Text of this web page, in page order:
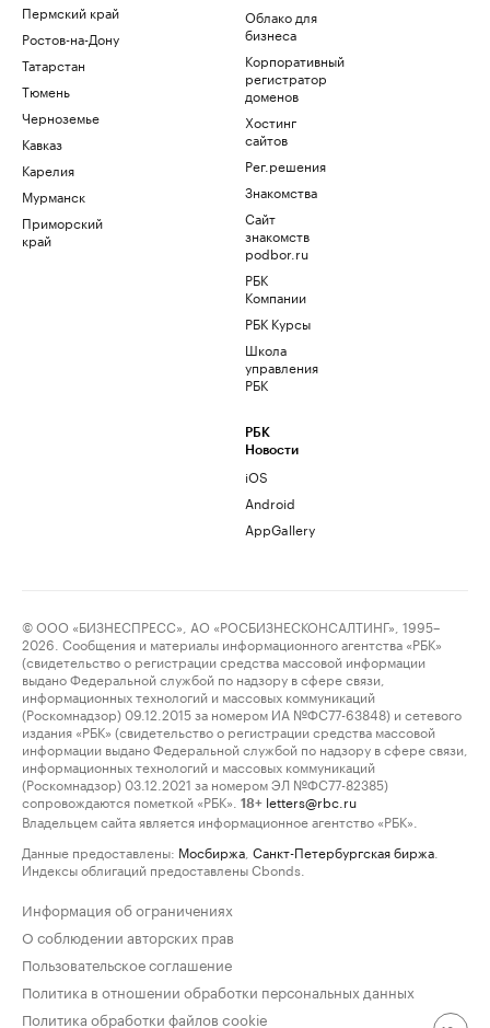
Пермский край
Ростов-на-Дону
Татарстан
Тюмень
Черноземье
Кавказ
Карелия
Мурманск
Приморский
край
Облако для
бизнеса
Корпоративный
регистратор
доменов
Хостинг
сайтов
Рег.решения
Знакомства
Сайт
знакомств
podbor.ru
РБК
Компании
РБК Курсы
Школа
управления
РБК
РБК
Новости
iOS
Android
AppGallery
© ООО «БИЗНЕСПРЕСС», АО «РОСБИЗНЕСКОНСАЛТИНГ», 1995–
2026. Сообщения и материалы информационного агентства «РБК»
(свидетельство о регистрации средства массовой информации
выдано Федеральной службой по надзору в сфере связи,
информационных технологий и массовых коммуникаций
(Роскомнадзор) 09.12.2015 за номером ИА №ФС77-63848) и сетевого
издания «РБК» (свидетельство о регистрации средства массовой
информации выдано Федеральной службой по надзору в сфере связи,
информационных технологий и массовых коммуникаций
(Роскомнадзор) 03.12.2021 за номером ЭЛ №ФС77-82385)
сопровождаются пометкой «РБК».
18+ letters@rbc.ru
Владельцем сайта является информационное агентство «РБК».
Данные предоставлены: Мосбиржа Санкт-Петербургская биржа
Индексы облигаций предоставлены Cbonds.
Информация об ограничениях
О соблюдении авторских прав
Пользовательское соглашение
Политика в отношении обработки персональных данных
Политика обработки файлов cookie